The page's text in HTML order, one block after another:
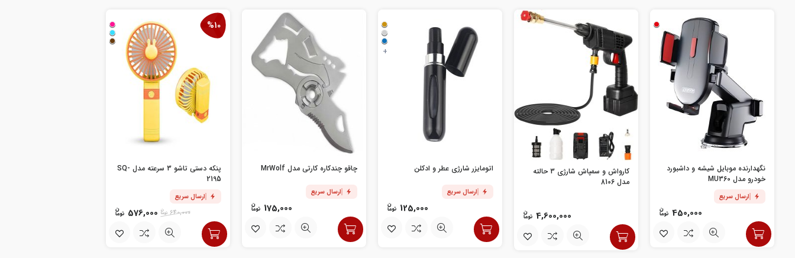
نگهدارنده موبایل شیشه و داشبورد
خودرو مدل MU360
ارسال سریع
450,000
کارواش و سمپاش شارژی 3 حالته
مدل 8106
4,600,000
+
اتومایزر شارژی عطر و ادکلن
ارسال سریع
125,000
چاقو چندکاره کارتی مدل MrWolf
ارسال سریع
175,000
%10
پنکه دستی تاشو 3 سرعته مدل SQ-
2195
ارسال سریع
640,000
576,000